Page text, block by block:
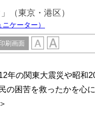
（東京・港区）
ケーター）
刷画面
年の関東大震災や昭和
の困苦を救ったかを心